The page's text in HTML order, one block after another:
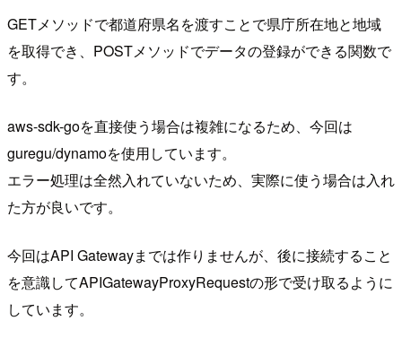
GETメソッドで都道府県名を渡すことで県庁所在地と地域
を取得でき、POSTメソッドでデータの登録ができる関数で
す。
aws-sdk-goを直接使う場合は複雑になるため、今回は
guregu/dynamoを使用しています。
エラー処理は全然入れていないため、実際に使う場合は入れ
た方が良いです。
今回はAPI Gatewayまでは作りませんが、後に接続すること
を意識してAPIGatewayProxyRequestの形で受け取るように
しています。